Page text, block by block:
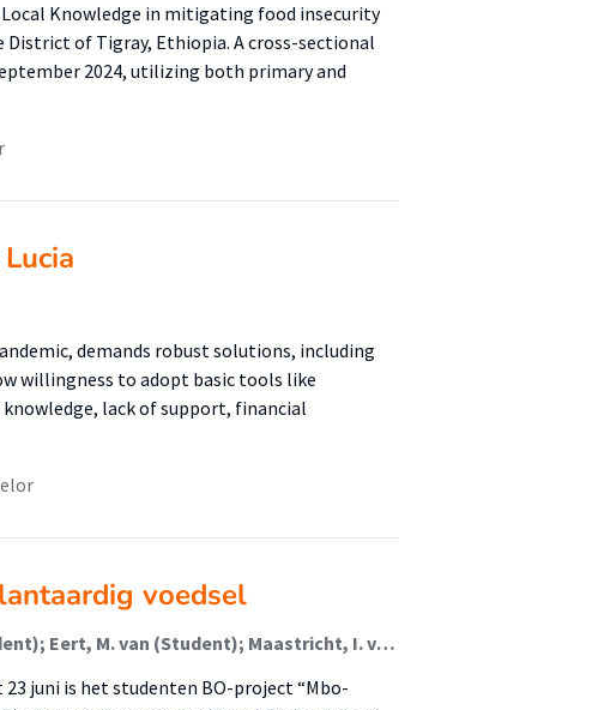
Knowledge in mitigating food insecurity
of Tigray, Ethiopia. A cross-sectional
2024, utilizing both primary and
demands robust solutions, including
willingness to adopt basic tools like
lack of support, financial
voedsel
Bos, N. van den (Student); Bruijn, C. de (Student); Eert, M. van (Student); Maastricht, I. van (Student); Zuidberg, A.F.
juni is het studenten BO-project “Mbo-